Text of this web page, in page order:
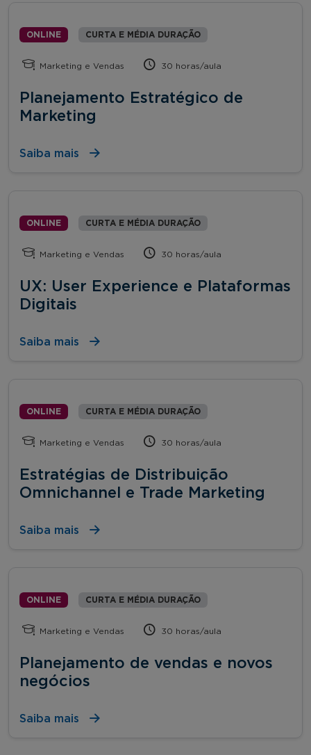
ONLINE CURTA E MÉDIA DURAÇÃO
Marketing e Vendas 30 horas/aula
Planejamento Estratégico de
Marketing
Saiba mais
ONLINE CURTA E MÉDIA DURAÇÃO
Marketing e Vendas 30 horas/aula
UX: User Experience e Plataformas
Digitais
Saiba mais
ONLINE CURTA E MÉDIA DURAÇÃO
Marketing e Vendas 30 horas/aula
Estratégias de Distribuição
Omnichannel e Trade Marketing
Saiba mais
ONLINE CURTA E MÉDIA DURAÇÃO
Marketing e Vendas 30 horas/aula
Planejamento de vendas e novos
negócios
Saiba mais